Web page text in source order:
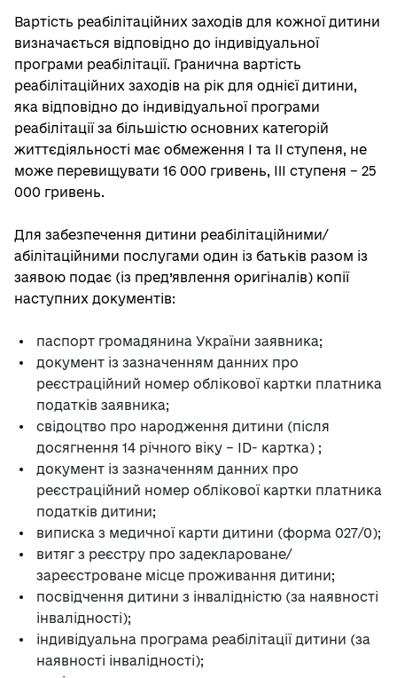
Вартість реабілітаційних заходів для кожної дитини
визначається відповідно до індивідуальної
програми реабілітації. Гранична вартість
реабілітаційних заходів на рік для однієї дитини,
яка відповідно до індивідуальної програми
реабілітації за більшістю основних категорій
життєдіяльності має обмеження I та II ступеня, не
може перевищувати 16 000 гривень, III ступеня – 25
000 гривень.
Для забезпечення дитини реабілітаційними/
абілітаційними послугами один із батьків разом із
заявою подає (із пред’явлення оригіналів) копії
наступних документів:
паспорт громадянина України заявника;
документ із зазначенням данних про
реєстраційний номер облікової картки платника
податків заявника;
свідоцтво про народження дитини (після
досягнення 14 річного віку – ІD- картка) ;
документ із зазначенням данних про
реєстраційний номер облікової картки платника
податків дитини;
виписка з медичної карти дитини (форма 027/0);
витяг з реєстру про задеклароване/
зареєстроване місце проживання дитини;
посвідчення дитини з інвалідністю (за наявності
інвалідності);
індивідуальна програма реабілітації дитини (за
наявності інвалідності);